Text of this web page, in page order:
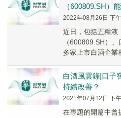
（600809.SH）
2022年08月26日 下
近日，包括五糧液
（600809.SH）
多家上市白酒企業
白酒風雲錄|口子
持續改善？
2021年07月12日 下
在專題的開篇中曾